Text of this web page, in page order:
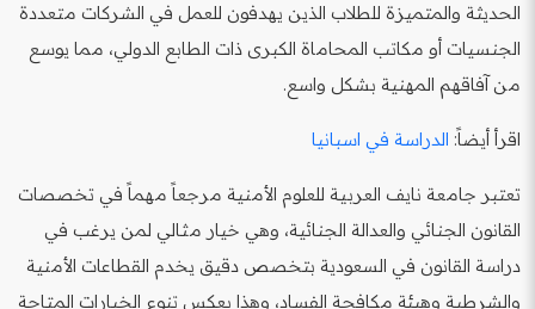
الحديثة والمتميزة للطلاب الذين يهدفون للعمل في الشركات متعددة
الجنسيات أو مكاتب المحاماة الكبرى ذات الطابع الدولي، مما يوسع
من آفاقهم المهنية بشكل واسع.
اقرأ أيضاً: الدراسة في اسبانيا
تعتبر جامعة نايف العربية للعلوم الأمنية مرجعاً مهماً في تخصصات
القانون الجنائي والعدالة الجنائية، وهي خيار مثالي لمن يرغب في
دراسة القانون في السعودية بتخصص دقيق يخدم القطاعات الأمنية
والشرطية وهيئة مكافحة الفساد، وهذا يعكس تنوع الخيارات المتاحة